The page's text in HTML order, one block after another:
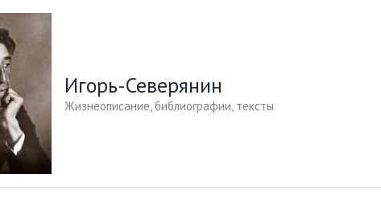
Игорь-Северянин
Жизнеописание, библиографии, тексты